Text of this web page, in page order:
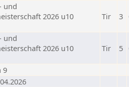
und
2026 u10
Tir 3
und
2026 u10
Tir 5
9